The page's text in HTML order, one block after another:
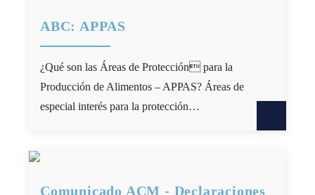
ABC: APPAS
¿Qué son las Áreas de Protección para la
Producción de Alimentos – APPAS? Áreas de
especial interés para la protección…
Comunicado ACM - Declaraciones